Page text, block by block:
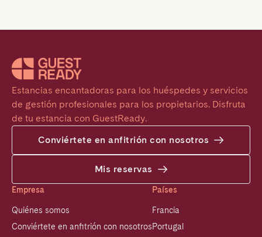
Estancias encantadoras para los huéspedes y servicios
de gestión profesionales para los propietarios. Disfruta
de tu estancia con GuestReady.
Conviértete en anfitrión con nosotros
Mis reservas
Empresa
Quiénes somos
Conviértete en anfitrión con nosotros
Países
Francia
Portugal